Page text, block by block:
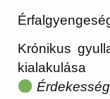
Krónikus
kialakulása